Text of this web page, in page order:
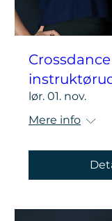
Crossdance
lør. 01. nov.
Mere info